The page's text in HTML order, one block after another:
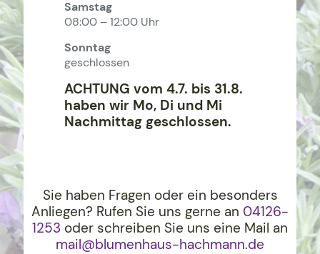
Samstag
08:00 – 12:00 Uhr
Sonntag
geschlossen
ACHTUNG vom 4.7. bis 31.8.
haben wir Mo, Di und Mi
Nachmittag geschlossen.
Sie haben Fragen oder ein besonders
Anliegen? Rufen Sie uns gerne an 04126-
1253 oder schreiben Sie uns eine Mail an
mail@blumenhaus-hachmann.de